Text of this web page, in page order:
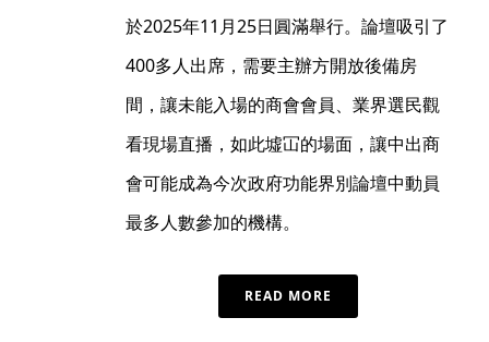
於2025年11月25日圓滿舉行。論壇吸引了
400多人出席，需要主辦方開放後備房
間，讓未能入場的商會會員、業界選民觀
看現場直播，如此墟冚的場面，讓中出商
會可能成為今次政府功能界別論壇中動員
最多人數參加的機構。
READ MORE